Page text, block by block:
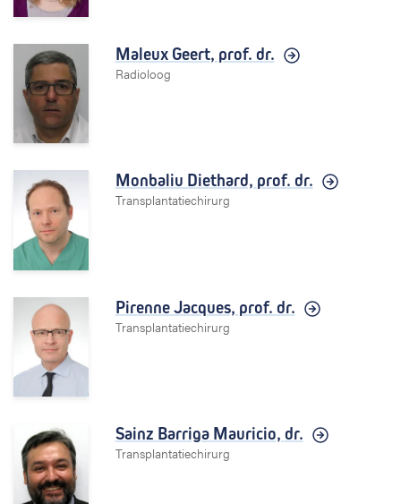
Maleux Geert, prof. dr.
Radioloog
Monbaliu Diethard, prof. dr.
Transplantatiechirurg
Pirenne Jacques, prof. dr.
Transplantatiechirurg
Sainz Barriga Mauricio, dr.
Transplantatiechirurg